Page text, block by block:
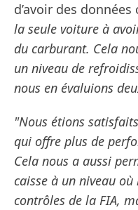
d’avoir des données
la seule voiture à
du carburant. Cela
un niveau de
nous en évaluions
"Nous étions
qui offre plus de
Cela nous a aussi
caisse à un niveau où
contrôles de la FIA,